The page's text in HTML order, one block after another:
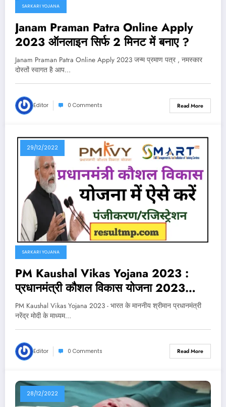
SARKARI YOJANA
Janam Praman Patra Online Apply
2023 ऑनलाइन सिर्फ 2 मिनट में बनाए ?
Janam Praman Patra Online Apply 2023 जन्म प्रमाण पत्र , नमस्कार
दोस्तों स्वागत है आप…
Editor 0 Comments Read More
29/12/2022
SARKARI YOJANA
PM Kaushal Vikas Yojana 2023 :
प्रधानमंत्री कौशल विकास योजना 2023
ऑनलाइन आवेदन (रजिस्ट्रेशन) कैसे करे ?
PM Kaushal Vikas Yojana 2023 - भारत के माननीय श्रीमान प्रधानमंत्री
नरेंद्र मोदी के माध्यम…
Editor 0 Comments Read More
28/12/2022